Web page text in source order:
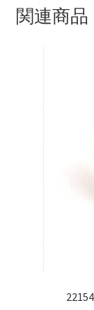
関連商品